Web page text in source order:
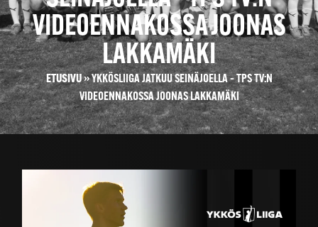
VIDEOENNAKOSSA JOONAS
LAKKAMÄKI
ETUSIVU»YKKÖSLIIGA JATKUU SEINÄJOELLA – TPS TV:N
VIDEOENNAKOSSA JOONAS LAKKAMÄKI